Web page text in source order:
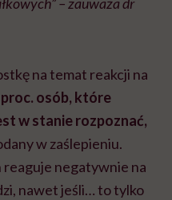
na temat reakcji na
osób, które
w stanie rozpoznać,
w zaślepieniu.
reaguje negatywnie na
nawet jeśli… to tylko